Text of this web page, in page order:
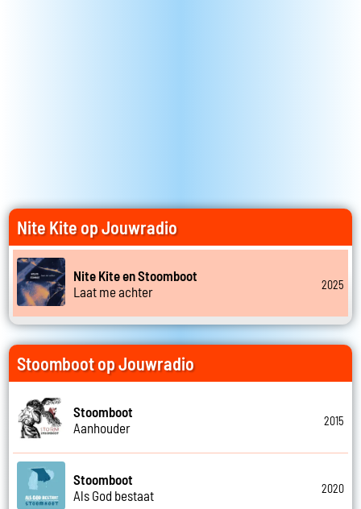
Nite Kite op Jouwradio
Nite Kite en Stoomboot
Laat me achter
2025
Stoomboot op Jouwradio
Stoomboot
Aanhouder
2015
Stoomboot
Als God bestaat
2020